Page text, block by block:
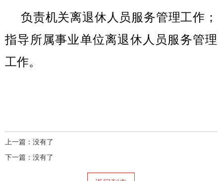
负责机关离退休人员服务管理工作；
指导所属事业单位离退休人员服务管理
工作。
上一篇：没有了
下一篇：没有了